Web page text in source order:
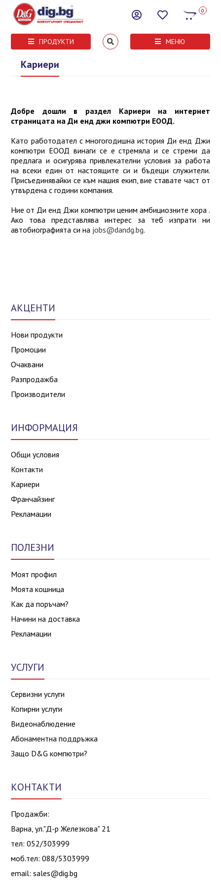
0
ПРОДУКТИ МЕНЮ
Кариери
Добре дошли в раздел Кариери на интернет
страницата на Ди енд джи компютри ЕООД.
Като работодател с многогодишна история Ди енд Джи
компютри ЕООД винаги се е стремяла и се стреми да
предлага и осигурява привлекателни условия за работа
на всеки един от настоящите си и бъдещи служители.
Присъединявайки се към нашия екип, вие ставате част от
утвърдена с години компания.
Ние от Ди енд Джи компютри ценим амбициозните хора .
Ако това представлява интерес за теб изпрати ни
автобиографията си на jobs@dandg.bg.
АКЦЕНТИ
Нови продукти
Промоции
Очаквани
Разпродажба
Производители
ИНФОРМАЦИЯ
Общи условия
Контакти
Кариери
Франчайзинг
Рекламации
ПОЛЕЗНИ
Моят профил
Моята кошница
Как да поръчам?
Начини на доставка
Рекламации
УСЛУГИ
Сервизни услуги
Копирни услуги
Видеонаблюдение
Абонаментна поддръжка
Защо D&G компютри?
КОНТАКТИ
Продажби:
Варна, ул."Д-р Железкова" 21
тел: 052/303999
моб.тел: 088/5303999
email:sales@dig.bg